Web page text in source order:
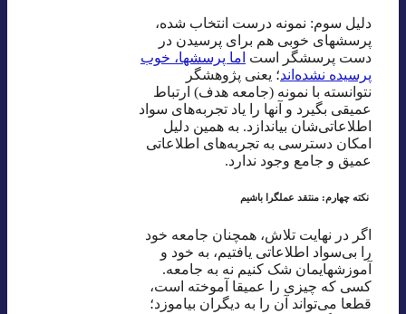
دلیل سوم: نمونه درست انتخاب شده،
پرسشهای خوبی هم برای پرسیدن در
دست پرسشگر است اما پرسشها، خوب
پرسیده نشده‌اند؛ یعنی پژوهشگر
نتوانسته با نمونه (جامعه هدف) ارتباط
عمیقی بگیرد و آنها را یاد تجربه‌های سواد
اطلاعاتی‌شان بیاندازد. به همین دلیل
امکان دسترسی به تجربه‌های اطلاعاتی
عمیق و جامع وجود ندارد.
نکته چهارم: منتقد عملگرا باشیم
اگر در نهایت تلاش، همچنان جامعه خود
را بی‌سواد اطلاعاتی یافتیم، به خود و
آموز‌شهایمان شک کنیم نه به جامعه.
کسی که چیزی را عمیقا آموخته است،
قطعا می‌تواند آن را به دیگران بیاموزد؛